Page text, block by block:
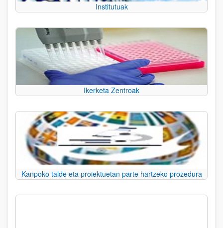
Institutuak
Ikerketa Zentroak
Kanpoko talde eta proiektuetan parte hartzeko prozedura